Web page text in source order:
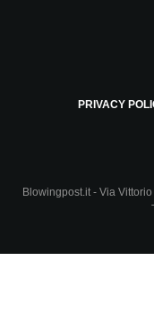
PRIVACY
Blowingpost.it - Via